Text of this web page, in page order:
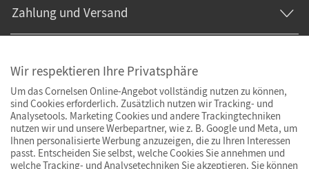
Zahlung und Versand
Wir respektieren Ihre Privatsphäre
Um das Cornelsen Online-Angebot vollständig nutzen zu können,
sind Cookies erforderlich. Zusätzlich nutzen wir Tracking- und
Analysetools. Marketing Cookies und andere Trackingtechniken
nutzen wir und unsere Werbepartner, wie z. B. Google und Meta, um
Ihnen personalisierte Werbung anzuzeigen, die zu Ihren Interessen
passt. Entscheiden Sie selbst, welche Cookies Sie annehmen und
welche Tracking- und Analysetechniken Sie akzeptieren. Sie können